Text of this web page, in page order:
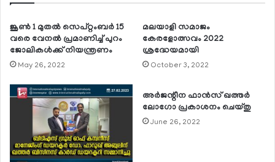
ജൂണ്‍ 1 മുതല്‍ സെപ്റ്റംബര്‍ 15
വരെ വേനല്‍ പ്രമാണിച്ച് പുറം
ജോലികള്‍ക്ക് നിയന്ത്രണം
May 26, 2022
മലയാളി സമാജം
കേരളോത്സവം 2022
ശ്രദ്ധേയമായി
October 3, 2022
അര്‍ജന്റീന ഫാന്‍സ് ഖത്തര്‍
ലോഗോ പ്രകാശനം ചെയ്തു
June 26, 2022